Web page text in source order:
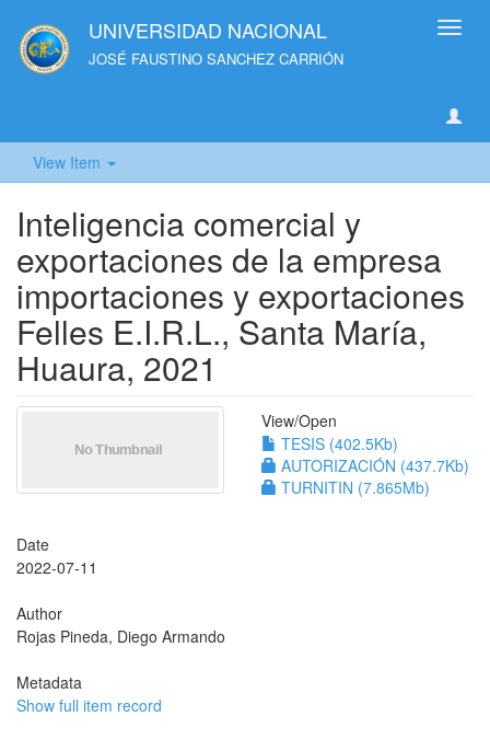
UNIVERSIDAD NACIONAL
JOSÉ FAUSTINO SANCHEZ CARRIÓN
View Item
Inteligencia comercial y
exportaciones de la empresa
importaciones y exportaciones
Felles E.I.R.L., Santa María,
Huaura, 2021
View/Open
TESIS (402.5Kb)
AUTORIZACIÓN (437.7Kb)
TURNITIN (7.865Mb)
Date
2022-07-11
Author
Rojas Pineda, Diego Armando
Metadata
Show full item record